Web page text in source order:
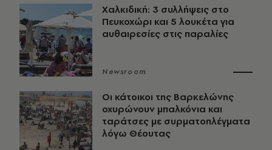
Χαλκιδική: 3 συλλήψεις στο
Πευκοχώρι και 5 λουκέτα για
αυθαιρεσίες στις παραλίες
Newsroom
Οι κάτοικοι της Βαρκελώνης
οχυρώνουν μπαλκόνια και
ταράτσες με συρματοπλέγματα
λόγω Θέουτας